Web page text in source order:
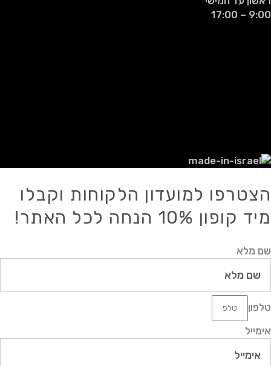
9:00 – 17:00
הצטרפו למועדון הלקוחות וקבלו
מיד קופון 10% הנחה לכל האתר!
שם מלא
טלפון
אימייל